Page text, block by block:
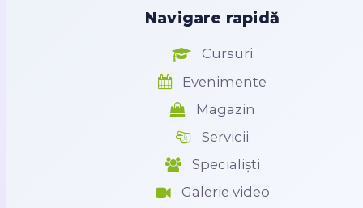
Navigare rapidă
Cursuri
Evenimente
Magazin
Servicii
Specialiști
Galerie video